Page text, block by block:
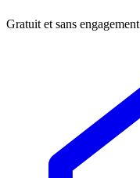
Gratuit et sans engagement